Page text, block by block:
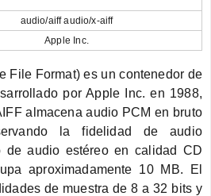
audio/aiff audio/x-aiff
Apple Inc.
File Format) es un contenedor de
por Apple Inc. en 1988,
almacena audio PCM en bruto
la fidelidad de audio
audio estéreo en calidad CD
aproximadamente 10 MB. El
de muestra de 8 a 32 bits y